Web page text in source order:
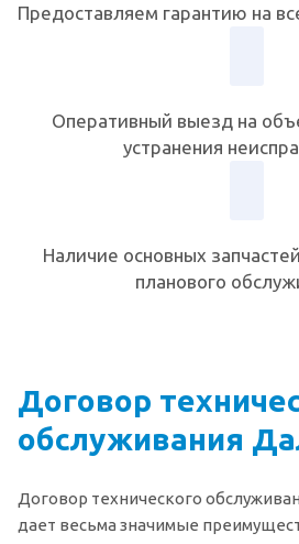
Предоставляем гарантию на
Оперативный выезд на
устранения
Наличие основных
планового
Договор
обслуживания
Договор технического
дает весьма значимые